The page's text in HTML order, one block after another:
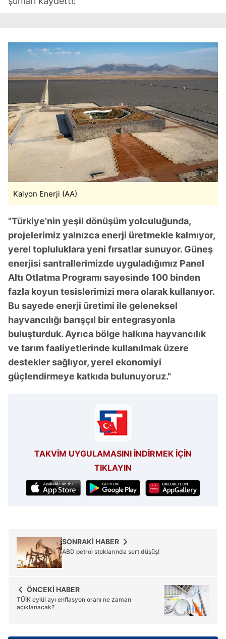
sınırlı olarak açık rızanız dahilinde kullanılacaktır.
vasıtasıyla belirleyebilirsiniz. Çerezlere ilişkin detaylı bilgi
için Ayarlar butonuna tıklayabilir,Çerez Bilgilendirme
Metnimiziziyaret edebilirsiniz.
6698 sayılı Kişisel Verilerin Korunması Kanunu uyarınca
hazırlanmış Aydınlatma Metnimizi okumak ve sitemizde
ilgili mevzuata uygun olarak kullanılan çerezlerle ilgili bilgi
almak için lütfentıklayınız.
Kalyon Enerji (AA)
"Türkiye'nin yeşil dönüşüm yolculuğunda,
projelerimiz yalnızca enerji üretmekle kalmıyor,
yerel topluluklara yeni fırsatlar sunuyor. Güneş
enerjisi santrallerimizde uyguladığımız Panel
Altı Otlatma Programı sayesinde 100 binden
fazla koyun tesislerimizi mera olarak kullanıyor.
Bu sayede enerji üretimi ile geleneksel
hayvancılığı barışçıl bir entegrasyonla
buluşturduk. Ayrıca bölge halkına hayvancılık
ve tarım faaliyetlerinde kullanılmak üzere
destekler sağlıyor, yerel ekonomiyi
güçlendirmeye katkıda bulunuyoruz."
TAKVİM UYGULAMASINI İNDİRMEK İÇİN
TIKLAYIN
SONRAKİ HABER
ABD petrol stoklarında sert düşüş!
ÖNCEKİ HABER
TÜİK eylül ayı enflasyon oranı ne zaman
açıklanacak?